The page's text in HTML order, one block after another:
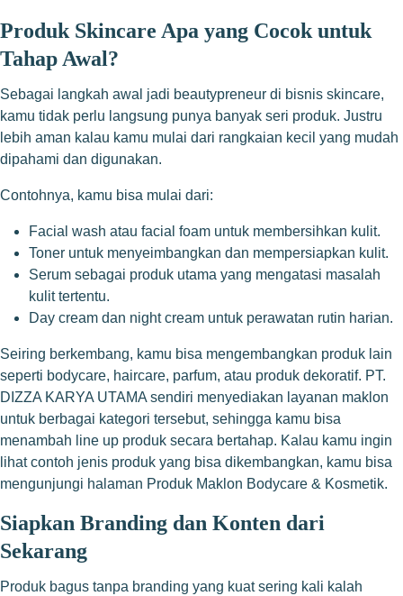
Produk Skincare Apa yang Cocok untuk
Tahap Awal?
Sebagai langkah awal jadi beautypreneur di bisnis skincare,
kamu tidak perlu langsung punya banyak seri produk. Justru
lebih aman kalau kamu mulai dari rangkaian kecil yang mudah
dipahami dan digunakan.
Contohnya, kamu bisa mulai dari:
Facial wash atau facial foam untuk membersihkan kulit.
Toner untuk menyeimbangkan dan mempersiapkan kulit.
Serum sebagai produk utama yang mengatasi masalah
kulit tertentu.
Day cream dan night cream untuk perawatan rutin harian.
Seiring berkembang, kamu bisa mengembangkan produk lain
seperti bodycare, haircare, parfum, atau produk dekoratif. PT.
DIZZA KARYA UTAMA sendiri menyediakan layanan maklon
untuk berbagai kategori tersebut, sehingga kamu bisa
menambah line up produk secara bertahap. Kalau kamu ingin
lihat contoh jenis produk yang bisa dikembangkan, kamu bisa
mengunjungi halaman Produk Maklon Bodycare & Kosmetik.
Siapkan Branding dan Konten dari
Sekarang
Produk bagus tanpa branding yang kuat sering kali kalah